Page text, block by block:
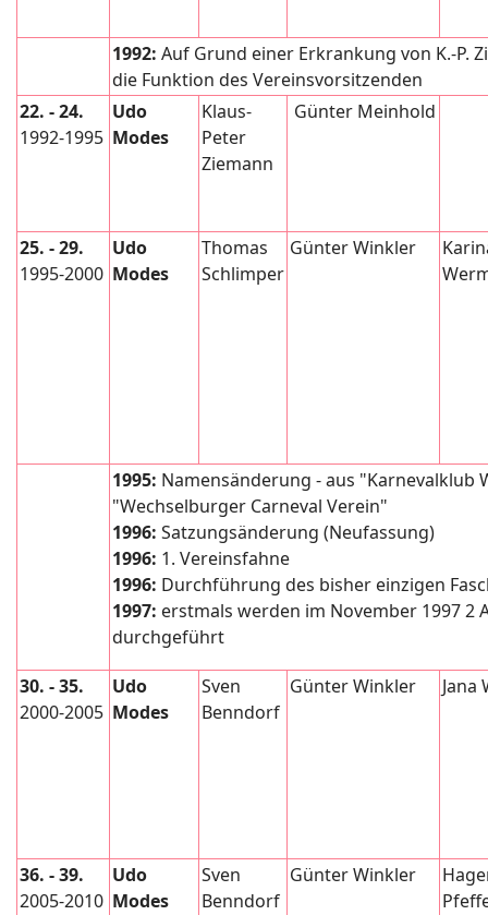
1992: Auf Grund einer Erkrankung von K.-P.
die Funktion des Vereinsvorsitzenden
22. - 24.
1992-1995
Udo
Modes
Klaus-
Peter
Ziemann
Günter Meinhold
25. - 29.
1995-2000
Udo
Modes
Thomas
Schlimper
Günter Winkler
1995: Namensänderung - aus "Karnevalklub
"Wechselburger Carneval Verein"
1996: Satzungsänderung (Neufassung)
1996: 1. Vereinsfahne
1996: Durchführung des bisher einzigen
1997: erstmals werden im November 1997 2
durchgeführt
30. - 35.
2000-2005
Udo
Modes
Sven
Benndorf
Günter Winkler Jana
36. - 39.
2005-2010
Udo
Modes
Sven
Benndorf
Günter Winkler